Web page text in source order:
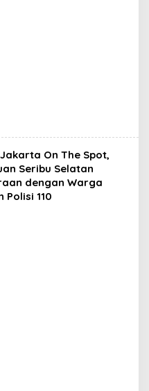
On The Spot,
Seribu Selatan
dengan Warga
Polisi 110